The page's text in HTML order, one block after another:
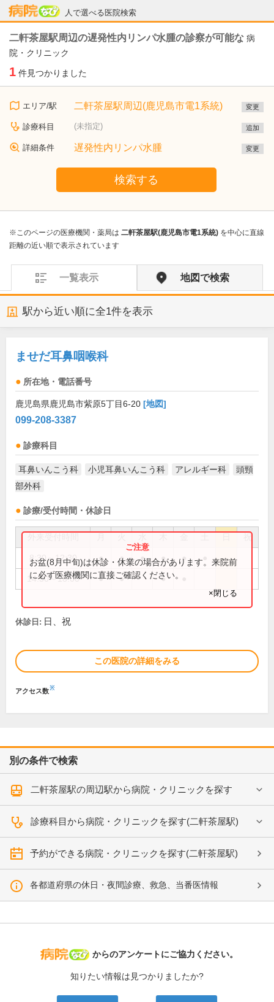
人で選べる医院検索
病院なび
二軒茶屋駅周辺の遅発性内リンパ水腫の診察が可能な 病
院・クリニック
1 件見つかりました
エリア/駅 二軒茶屋駅周辺(鹿児島市電1系統) 変更
診療科目 (未指定) 追加
詳細条件 遅発性内リンパ水腫 変更
検索する
※このページの医療機関・薬局は 二軒茶屋駅(鹿児島市電1系統) を中心に直線
距離の近い順で表示されています
一覧表示 地図で検索
駅から近い順に全1件を表示
ませだ耳鼻咽喉科
所在地・電話番号
鹿児島県鹿児島市紫原5丁目6-20 [地図]
099-208-3387
診療科目
耳鼻いんこう科 小児耳鼻いんこう科 アレルギー科
頭頸
部外科
診療/受付時間・休診日
祝
8:30～12:30 ● ● ● ● ●
14:30～18:00 ● ● ●
お盆(8月中旬)は休診・休業の場合があります。来院前
に必ず医療機関に直接ご確認ください。
×閉じる
休診日: 日、祝
この医院の詳細をみる
アクセス数※
別の条件で検索
二軒茶屋駅の周辺駅から病院・クリニックを探す
診療科目から病院・クリニックを探す(二軒茶屋駅)
予約ができる病院・クリニックを探す(二軒茶屋駅)
各都道府県の休日・夜間診療、救急、当番医情報
病院なび
からのアンケートにご協力ください。
知りたい情報は見つかりましたか?